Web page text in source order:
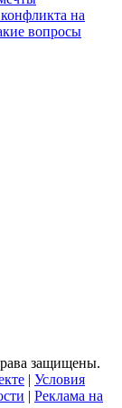
на
вопросы
защищены.
Условия
Реклама на